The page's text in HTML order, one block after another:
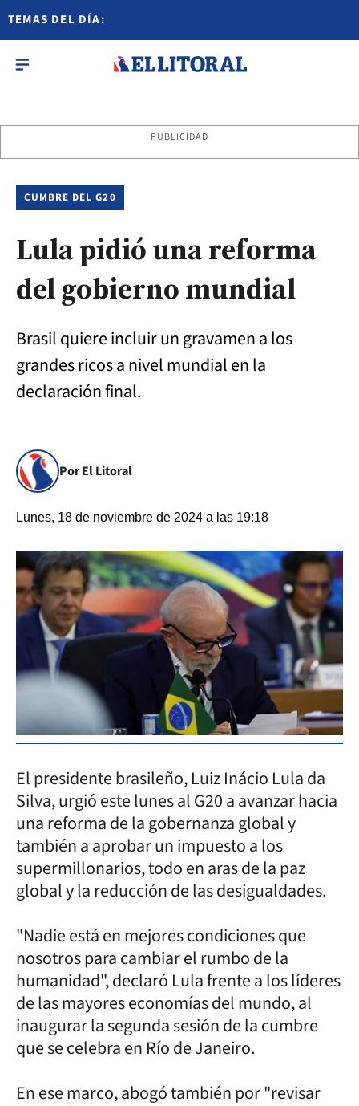
TEMAS DEL DÍA:
PUBLICIDAD
CUMBRE DEL G20
Lula pidió una reforma
del gobierno mundial
Brasil quiere incluir un gravamen a los
grandes ricos a nivel mundial en la
declaración final.
Por El Litoral
Lunes, 18 de noviembre de 2024 a las 19:18
El presidente brasileño, Luiz Inácio Lula da
Silva, urgió este lunes al G20 a avanzar hacia
una reforma de la gobernanza global y
también a aprobar un impuesto a los
supermillonarios, todo en aras de la paz
global y la reducción de las desigualdades.
"Nadie está en mejores condiciones que
nosotros para cambiar el rumbo de la
humanidad", declaró Lula frente a los líderes
de las mayores economías del mundo, al
inaugurar la segunda sesión de la cumbre
que se celebra en Río de Janeiro.
En ese marco, abogó también por "revisar